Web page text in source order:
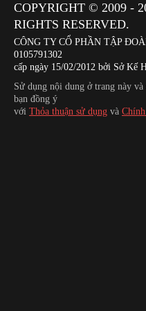
COPYRIGHT © 2009 -
RIGHTS RESERVED.
CÔNG TY CỔ PHẦN TẬP
0105791302
cấp ngày 15/02/2012 bởi Sở Kế
Sử dụng nội dung ở trang này
bạn đồng ý
với Thỏa thuận sử dụng và